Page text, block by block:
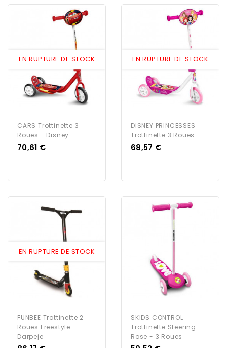
EN RUPTURE DE STOCK
CARS Trottinette 3
Roues - Disney
Prix
70,61 €
EN RUPTURE DE STOCK
DISNEY PRINCESSES
Trottinette 3 Roues
Prix
68,57 €
EN RUPTURE DE STOCK
FUNBEE Trottinette 2
Roues Freestyle
Darpeje
SKIDS CONTROL
Trottinette Steering -
Rose - 3 Roues